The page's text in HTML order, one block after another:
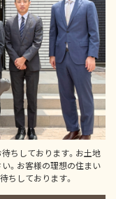
ちしております。お土地
。お客様の理想の住まい
ちしております。